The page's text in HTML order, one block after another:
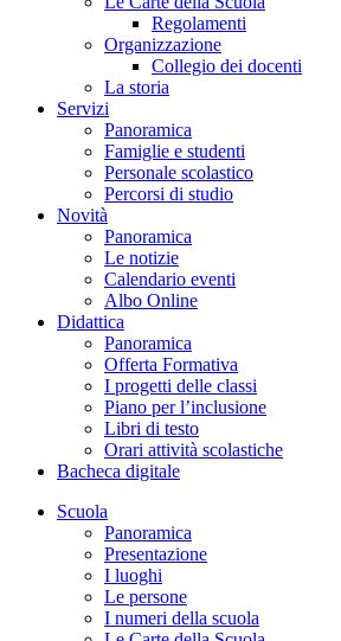
Regolamenti
Organizzazione
Collegio dei docenti
La storia
Servizi
Panoramica
Famiglie e studenti
Personale scolastico
Percorsi di studio
Novità
Panoramica
Le notizie
Calendario eventi
Albo Online
Didattica
Panoramica
Offerta Formativa
I progetti delle classi
Piano per l’inclusione
Libri di testo
Orari attività scolastiche
Bacheca digitale
Scuola
Panoramica
Presentazione
I luoghi
Le persone
I numeri della scuola